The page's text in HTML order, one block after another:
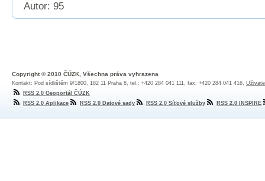
Autor: 95
Copyright © 2010 ČÚZK, Všechna práva vyhrazena
Kontakt: Pod sídlištěm 9/1800, 182 11 Praha 8, tel.: +420 284 041 111, fax: +420 284 041 416,
RSS 2.0 Geoportál ČÚZK
RSS 2.0 Aplikace
RSS 2.0 Datové sady RSS 2.0 Síťové služby RSS 2.0 INSPIRE